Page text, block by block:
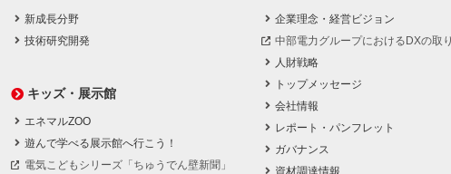
新成長分野
技術研究開発
キッズ・展示館
エネマルZOO
遊んで学べる展示館へ行こう！
電気こどもシリーズ「ちゅうでん壁新聞」
企業理念・経営ビジョン
中部電力グループにおけるDXの取
人財戦略
トップメッセージ
会社情報
レポート・パンフレット
ガバナンス
資材調達情報